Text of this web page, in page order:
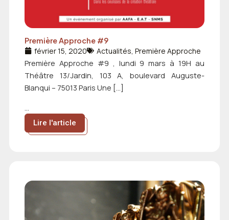
Première Approche #9
février 15, 2020 Actualités,Première Approche
Première Approche #9 , lundi 9 mars à 19H au
Théâtre 13/Jardin, 103 A, boulevard Auguste-
Blanqui – 75013 Paris Une […]
Lire l'article